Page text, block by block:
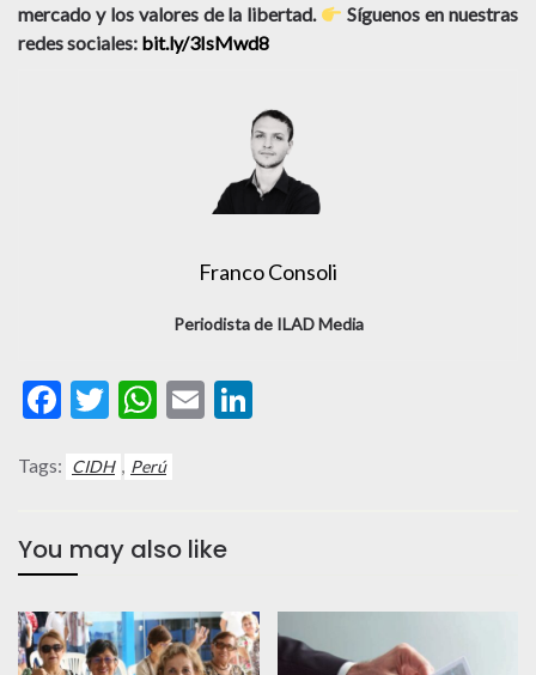
mercado y los valores de la libertad.
Síguenos en nuestras
redes sociales: bit.ly/3IsMwd8
Franco Consoli
Periodista de ILAD Media
Facebook
Twitter
WhatsApp
Email
Tags: CIDH , Perú
You may also like